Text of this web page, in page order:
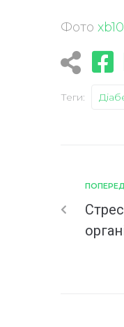
Фото
Теги: